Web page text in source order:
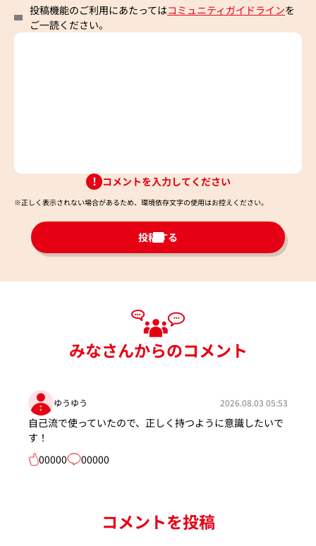
投稿機能のご利用にあたってはコミュニティガイドラインを
ご一読ください。
コメントを入力してください
※正しく表示されない場合があるため、環境依存文字の使用はお控えください。​
投稿する
みなさんからのコメント
ゆうゆう 2026.08.03 05:53
自己流で使っていたので、正しく持つように意識したいで
す！
00000
00000
コメントを投稿